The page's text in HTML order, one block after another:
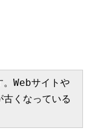
Webサイトや
くなっている